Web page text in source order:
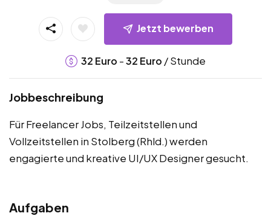
Jetzt bewerben
32 Euro -32 Euro / Stunde
Jobbeschreibung
Für Freelancer Jobs, Teilzeitstellen und
Vollzeitstellen in Stolberg (Rhld.) werden
engagierte und kreative UI/UX Designer gesucht.
Aufgaben